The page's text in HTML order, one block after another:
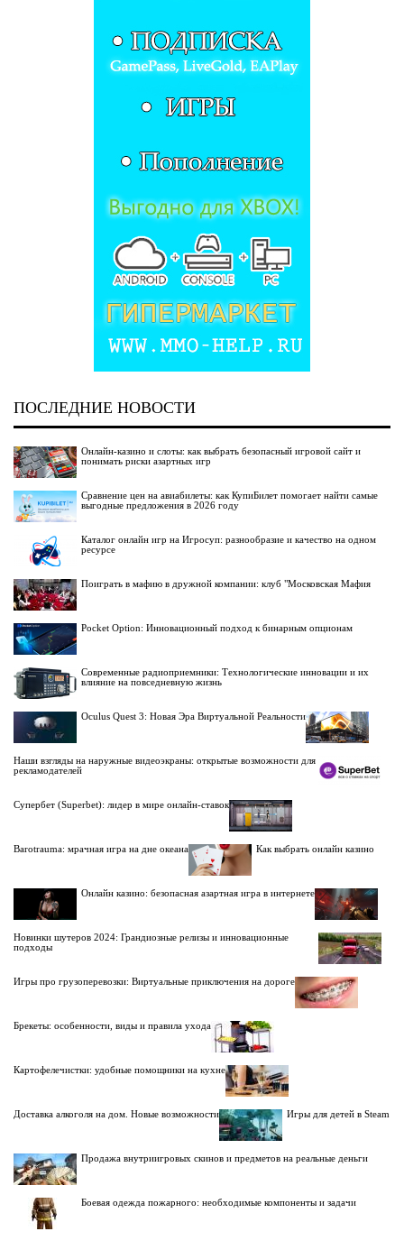
ПОСЛЕДНИЕ НОВОСТИ
Онлайн-казино и слоты: как выбрать безопасный игровой сайт и
понимать риски азартных игр
Сравнение цен на авиабилеты: как КупиБилет помогает найти самые
выгодные предложения в 2026 году
Каталог онлайн игр на Игросуп: разнообразие и качество на одном
ресурсе
Поиграть в мафию в дружной компании: клуб "Московская Мафия
Pocket Option: Инновационный подход к бинарным опционам
Современные радиоприемники: Технологические инновации и их
влияние на повседневную жизнь
Oculus Quest 3: Новая Эра Виртуальной Реальности
Наши взгляды на наружные видеоэкраны: открытые возможности для
рекламодателей
Супербет (Superbet): лидер в мире онлайн-ставок
Barotrauma: мрачная игра на дне океана Как выбрать онлайн казино
Онлайн казино: безопасная азартная игра в интернете
Новинки шутеров 2024: Грандиозные релизы и инновационные
подходы
Игры про грузоперевозки: Виртуальные приключения на дороге
Брекеты: особенности, виды и правила ухода
Картофелечистки: удобные помощники на кухне
Доставка алкоголя на дом. Новые возможности Игры для детей в Steam
Продажа внутриигровых скинов и предметов на реальные деньги
Боевая одежда пожарного: необходимые компоненты и задачи